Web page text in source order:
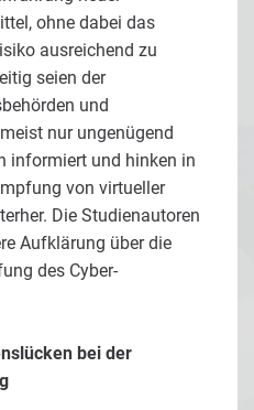
ohne dabei das
ausreichend zu
seien der
und
nur ungenügend
informiert und hinken in
von virtueller
Die Studienautoren
Aufklärung über die
des Cyber-
bei der